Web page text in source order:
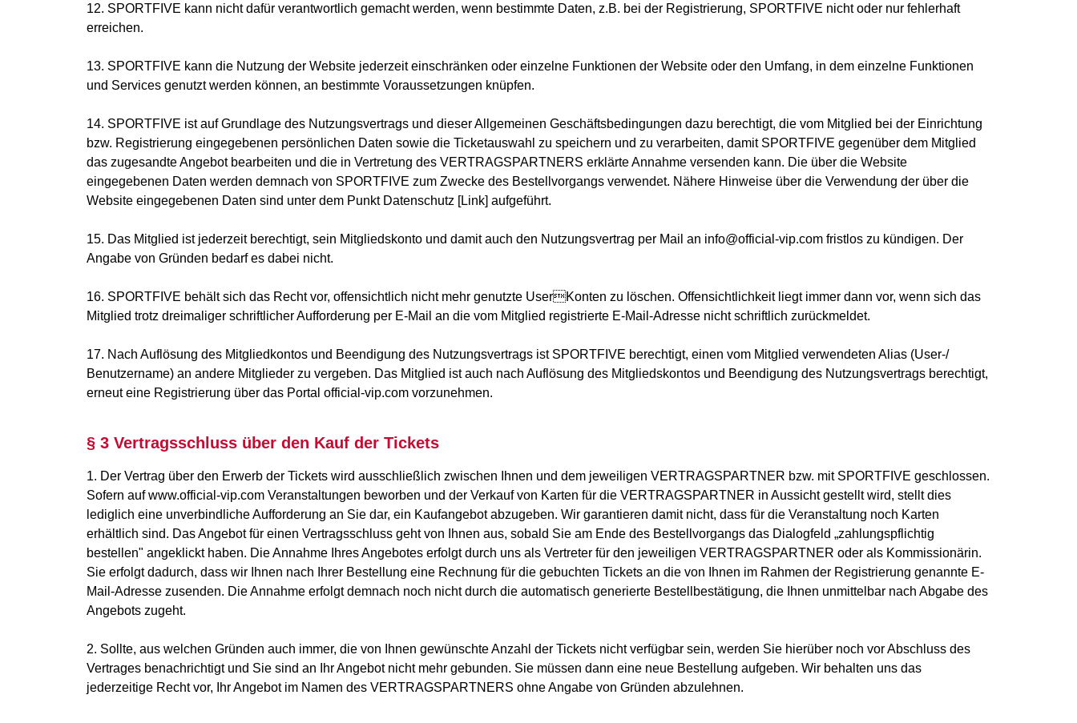
12. SPORTFIVE kann nicht dafür verantwortlich gemacht werden, wenn bestimmte Daten, z.B. bei der Registrierung, SPORTFIVE nicht oder nur fehlerhaft
erreichen.
13. SPORTFIVE kann die Nutzung der Website jederzeit einschränken oder einzelne Funktionen der Website oder den Umfang, in dem einzelne Funktionen
und Services genutzt werden können, an bestimmte Voraussetzungen knüpfen.
14. SPORTFIVE ist auf Grundlage des Nutzungsvertrags und dieser Allgemeinen Geschäftsbedingungen dazu berechtigt, die vom Mitglied bei der Einrichtung
bzw. Registrierung eingegebenen persönlichen Daten sowie die Ticketauswahl zu speichern und zu verarbeiten, damit SPORTFIVE gegenüber dem Mitglied
das zugesandte Angebot bearbeiten und die in Vertretung des VERTRAGSPARTNERS erklärte Annahme versenden kann. Die über die Website
eingegebenen Daten werden demnach von SPORTFIVE zum Zwecke des Bestellvorgangs verwendet. Nähere Hinweise über die Verwendung der über die
Website eingegebenen Daten sind unter dem Punkt Datenschutz [Link] aufgeführt.
15. Das Mitglied ist jederzeit berechtigt, sein Mitgliedskonto und damit auch den Nutzungsvertrag per Mail an info@official-vip.com fristlos zu kündigen. Der
Angabe von Gründen bedarf es dabei nicht.
16. SPORTFIVE behält sich das Recht vor, offensichtlich nicht mehr genutzte UserKonten zu löschen. Offensichtlichkeit liegt immer dann vor, wenn sich das
Mitglied trotz dreimaliger schriftlicher Aufforderung per E-Mail an die vom Mitglied registrierte E-Mail-Adresse nicht schriftlich zurückmeldet.
17. Nach Auflösung des Mitgliedkontos und Beendigung des Nutzungsvertrags ist SPORTFIVE berechtigt, einen vom Mitglied verwendeten Alias (User-/
Benutzername) an andere Mitglieder zu vergeben. Das Mitglied ist auch nach Auflösung des Mitgliedskontos und Beendigung des Nutzungsvertrags berechtigt,
erneut eine Registrierung über das Portal official-vip.com vorzunehmen.
§ 3 Vertragsschluss über den Kauf der Tickets
1. Der Vertrag über den Erwerb der Tickets wird ausschließlich zwischen Ihnen und dem jeweiligen VERTRAGSPARTNER bzw. mit SPORTFIVE geschlossen.
Sofern auf www.official-vip.com Veranstaltungen beworben und der Verkauf von Karten für die VERTRAGSPARTNER in Aussicht gestellt wird, stellt dies
lediglich eine unverbindliche Aufforderung an Sie dar, ein Kaufangebot abzugeben. Wir garantieren damit nicht, dass für die Veranstaltung noch Karten
erhältlich sind. Das Angebot für einen Vertragsschluss geht von Ihnen aus, sobald Sie am Ende des Bestellvorgangs das Dialogfeld „zahlungspflichtig
bestellen" angeklickt haben. Die Annahme Ihres Angebotes erfolgt durch uns als Vertreter für den jeweiligen VERTRAGSPARTNER oder als Kommissionärin.
Sie erfolgt dadurch, dass wir Ihnen nach Ihrer Bestellung eine Rechnung für die gebuchten Tickets an die von Ihnen im Rahmen der Registrierung genannte E-
Mail-Adresse zusenden. Die Annahme erfolgt demnach noch nicht durch die automatisch generierte Bestellbestätigung, die Ihnen unmittelbar nach Abgabe des
Angebots zugeht.
2. Sollte, aus welchen Gründen auch immer, die von Ihnen gewünschte Anzahl der Tickets nicht verfügbar sein, werden Sie hierüber noch vor Abschluss des
Vertrages benachrichtigt und Sie sind an Ihr Angebot nicht mehr gebunden. Sie müssen dann eine neue Bestellung aufgeben. Wir behalten uns das
jederzeitige Recht vor, Ihr Angebot im Namen des VERTRAGSPARTNERS ohne Angabe von Gründen abzulehnen.